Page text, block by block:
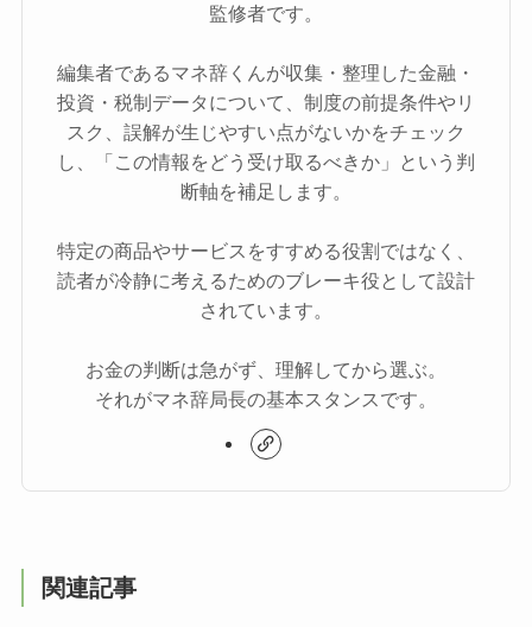
監修者です。
編集者であるマネ辞くんが収集・整理した金融・
投資・税制データについて、制度の前提条件やリ
スク、誤解が生じやすい点がないかをチェック
し、「この情報をどう受け取るべきか」という判
断軸を補足します。
特定の商品やサービスをすすめる役割ではなく、
読者が冷静に考えるためのブレーキ役として設計
されています。
お金の判断は急がず、理解してから選ぶ。
それがマネ辞局長の基本スタンスです。
関連記事